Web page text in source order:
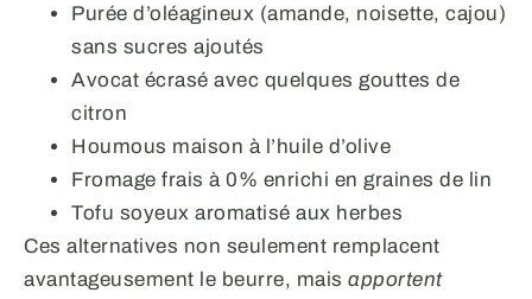
Purée d’oléagineux (amande, noisette, cajou)
sans sucres ajoutés
Avocat écrasé avec quelques gouttes de
citron
Houmous maison à l’huile d’olive
Fromage frais à 0% enrichi en graines de lin
Tofu soyeux aromatisé aux herbes
Ces alternatives non seulement remplacent
avantageusement le beurre, mais apportent